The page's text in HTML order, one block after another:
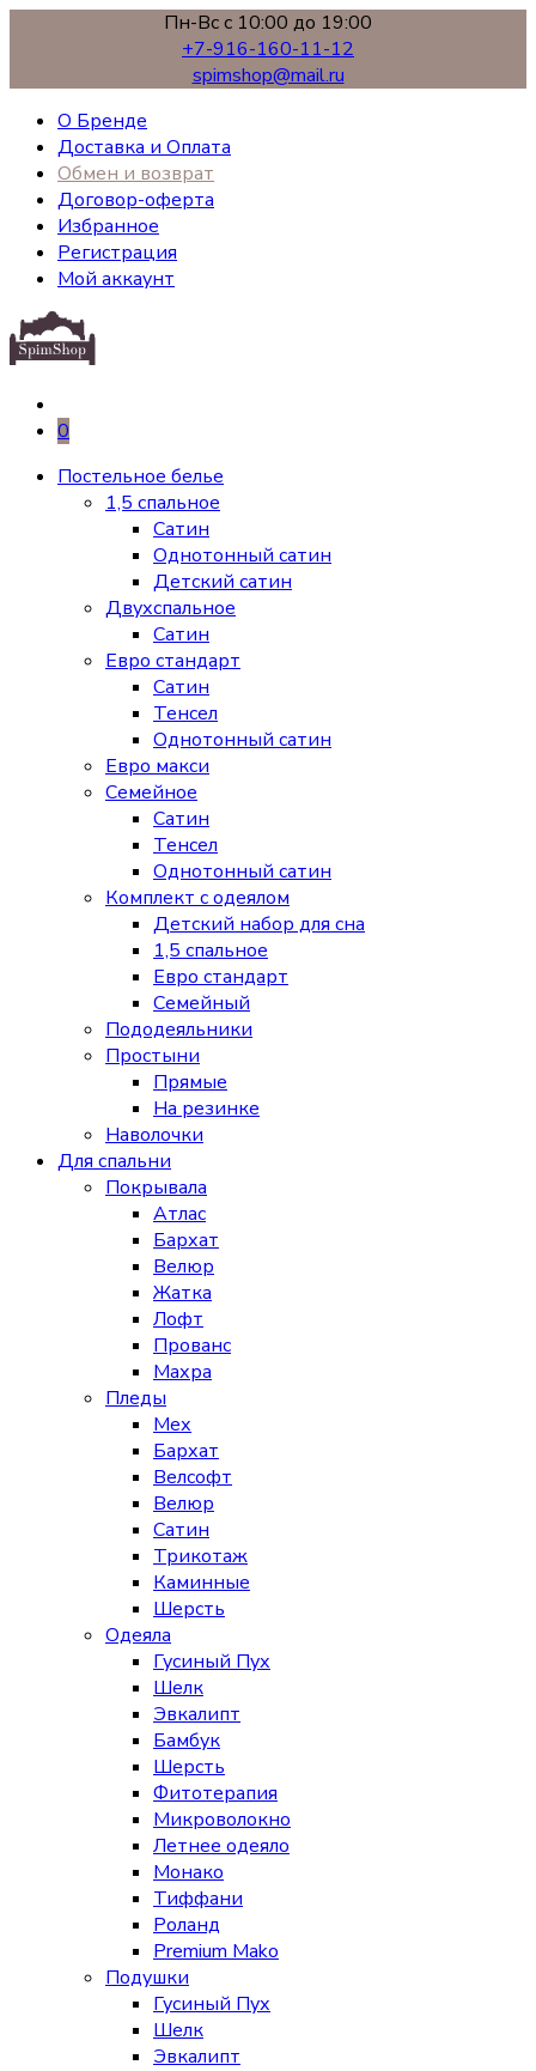
Пн-Вс с 10:00 до 19:00
+7-916-160-11-12
spimshop@mail.ru
О Бренде
Доставка и Оплата
Обмен и возврат
Договор-оферта
Избранное
Регистрация
Мой аккаунт
0
Постельное белье
1,5 спальное
Сатин
Однотонный сатин
Детский сатин
Двухспальное
Сатин
Евро стандарт
Сатин
Тенсел
Однотонный сатин
Евро макси
Семейное
Сатин
Тенсел
Однотонный сатин
Комплект с одеялом
Детский набор для сна
1,5 спальное
Евро стандарт
Семейный
Пододеяльники
Простыни
Прямые
На резинке
Наволочки
Для спальни
Покрывала
Атлас
Бархат
Велюр
Жатка
Лофт
Прованс
Махра
Пледы
Мех
Бархат
Велсофт
Велюр
Сатин
Трикотаж
Каминные
Шерсть
Одеяла
Гусиный Пух
Шелк
Эвкалипт
Бамбук
Шерсть
Фитотерапия
Микроволокно
Летнее одеяло
Монако
Тиффани
Роланд
Premium Mako
Подушки
Гусиный Пух
Шелк
Эвкалипт